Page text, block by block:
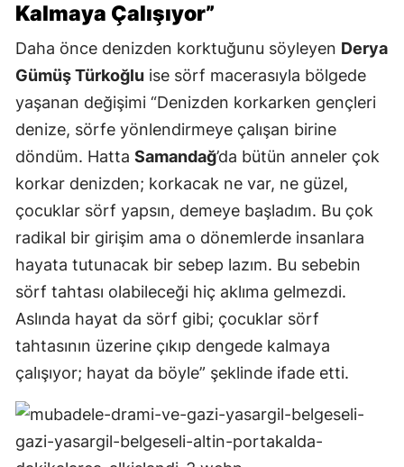
Kalmaya Çalışıyor”
Daha önce denizden korktuğunu söyleyen Derya
Gümüş Türkoğlu ise sörf macerasıyla bölgede
yaşanan değişimi “Denizden korkarken gençleri
denize, sörfe yönlendirmeye çalışan birine
döndüm. Hatta Samandağ’da bütün anneler çok
korkar denizden; korkacak ne var, ne güzel,
çocuklar sörf yapsın, demeye başladım. Bu çok
radikal bir girişim ama o dönemlerde insanlara
hayata tutunacak bir sebep lazım. Bu sebebin
sörf tahtası olabileceği hiç aklıma gelmezdi.
Aslında hayat da sörf gibi; çocuklar sörf
tahtasının üzerine çıkıp dengede kalmaya
çalışıyor; hayat da böyle” şeklinde ifade etti.